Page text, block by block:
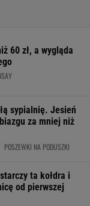
60 zł, a wygląda
sypialnię. Jesień
za mniej niż
POSZEWKI NA PODUSZKI
ta kołdra i
od pierwszej